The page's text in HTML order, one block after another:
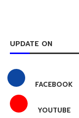
UPDATE ON
FACEBOOK
YOUTUBE